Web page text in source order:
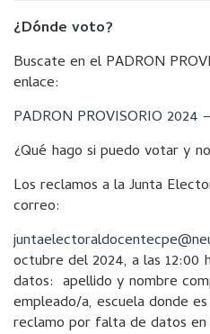
¿Dónde voto?
Buscate en el PADRON
enlace:
PADRON PROVISORIO 2024
¿Qué hago si puedo votar y
Los reclamos a la Junta
correo:
juntaelectoraldocentecpe@
octubre del 2024, a las 12:00
datos: apellido y nombre
empleado/a, escuela donde
reclamo por falta de datos